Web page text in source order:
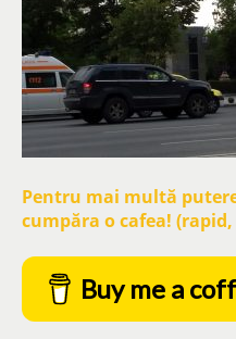
Pentru mai multă
cumpăra o cafea!
Buy me a